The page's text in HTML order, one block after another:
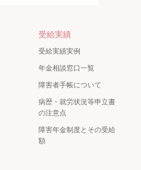
受給実績
受給実績実例
年金相談窓口一覧
障害者手帳について
病歴・就労状況等申立書
の注意点
障害年金制度とその受給
額